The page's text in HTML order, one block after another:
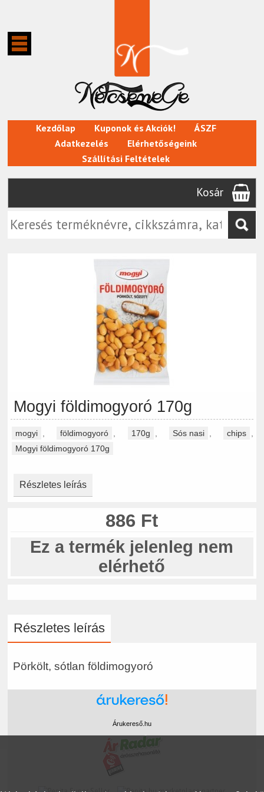
Kezdőlap Kuponok és Akciók!
ÁSZF
Adatkezelés
Elérhetőségeink
Szállítási Feltételek
Kosár
Mogyi földimogyoró 170g
mogyi földimogyoró 170g Sós nasi chips
Mogyi földimogyoró 170g
Részletes leírás
886 Ft
Ez a termék jelenleg nem
elérhető
Részletes leírás
Pörkölt, sótlan földimogyoró
Árukereső.hu